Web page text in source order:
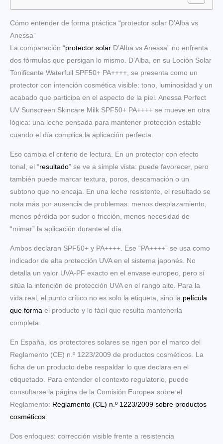
Cómo entender de forma práctica “protector solar D’Alba vs
Anessa”
La comparación “protector solar D’Alba vs Anessa” no enfrenta
dos fórmulas que persigan lo mismo. D’Alba, en su Loción Solar
Tonificante Waterfull SPF50+ PA++++, se presenta como un
protector con intención cosmética visible: tono, luminosidad y un
acabado que participa en el aspecto de la piel. Anessa Perfect
UV Sunscreen Skincare Milk SPF50+ PA++++ se mueve en otra
lógica: una leche pensada para mantener protección estable
cuando el día complica la aplicación perfecta.
Eso cambia el criterio de lectura. En un protector con efecto
tonal, el “resultado” se ve a simple vista: puede favorecer, pero
también puede marcar textura, poros, descamación o un
subtono que no encaja. En una leche resistente, el resultado se
nota más por ausencia de problemas: menos desplazamiento,
menos pérdida por sudor o fricción, menos necesidad de
“mimar” la aplicación durante el día.
Ambos declaran SPF50+ y PA++++. Ese “PA++++” se usa como
indicador de alta protección UVA en el sistema japonés. No
detalla un valor UVA-PF exacto en el envase europeo, pero sí
sitúa la intención de protección UVA en el rango alto. Para la
vida real, el punto crítico no es solo la etiqueta, sino la película
que forma el producto y lo fácil que resulta mantenerla
completa.
En España, los protectores solares se rigen por el marco del
Reglamento (CE) n.º 1223/2009 de productos cosméticos. La
ficha de un producto debe respaldar lo que declara en el
etiquetado. Para entender el contexto regulatorio, puede
consultarse la página de la Comisión Europea sobre el
Reglamento: Reglamento (CE) n.º 1223/2009 sobre productos
cosméticos
Dos enfoques: corrección visible frente a resistencia